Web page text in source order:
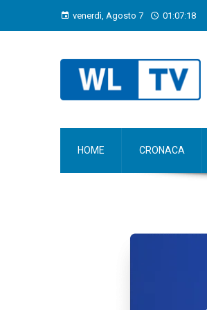
venerdì, Agosto 7 01:07:19
HOME CRONACA